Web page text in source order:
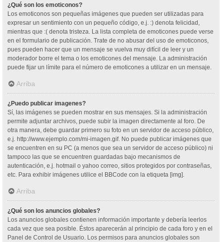
¿Qué son los emoticonos?
Los emoticonos son pequeñas imágenes que pueden ser utilizadas para
expresar un sentimiento con un pequeño código, e.j. :) denota felicidad,
mientras que :( denota tristeza. La lista completa de emoticones puede verse
en el formulario de publicación. Trate de no abusar del uso de emoticonos,
pues pueden hacer que un mensaje se vuelva muy difícil de leer y un
moderador borre el tema o los emoticones del mensaje. La administración
puede fijar un límite para el número de emoticones a utilizar en un mensaje.
Arriba
¿Puedo publicar imagenes?
Sí, las imágenes se pueden mostrar en sus mensajes. Si la administración
permite adjuntar archivos, puede subir la imagen directamente al foro. De
otra manera, debe guardar primero su foto en un servidor de acceso público,
e.j. http://www.ejemplo.com/mi-imagen.gif. No puede publicar imágenes que
se encuentren en su PC (a menos que sea un servidor de acceso público) ni
tampoco las que se encuentren guardadas bajo mecanismos de
autenticación, e.j. hotmail o yahoo correo, sitios protegidos por contraseñas,
etc. Para exhibir imágenes utilice el BBCode con la etiqueta [img].
Arriba
¿Qué son los anuncios globales?
Los anuncios globales contienen información importante y debería leerlos
cada vez que sea posible. Éstos aparecerán al principio de cada foro y en el
Panel de Control de Usuario. Los permisos para anuncios globales son